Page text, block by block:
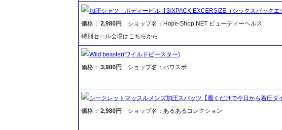
加圧シャツ ボディービル【SIXPACK EXCERSIZE（シックスパックエ
価格： 2,980円
ショップ名：Hope-Shop.NET ビューティーヘルス
特別セール会場はこちらから
Wild beaster(ワイルドビースター)
価格： 3,980円 ショップ名：パワスポ
シークレットマッスルメンズ加圧スパッツ【履くだけで今日から着圧ダ
価格： 2,980円 ショップ名：あるあるコレクション